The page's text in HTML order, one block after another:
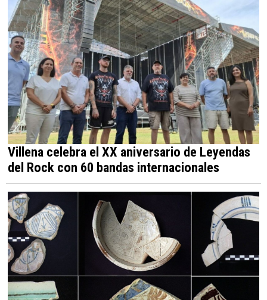
Villena celebra el XX aniversario de Leyendas
del Rock con 60 bandas internacionales